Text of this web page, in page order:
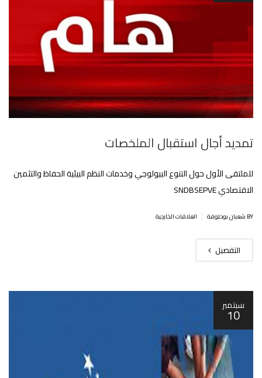
تمديد أجال استقبال الملخصات
للملتقى الأول حول التنوع البيولوجي وخدمات النظم البيئية الحفاظ والتثمين
الاقتصادي SNDBSEPVE
BY شعبان بوحلوفة العلاقات الخارجية
التفصيل
سبتمبر
10